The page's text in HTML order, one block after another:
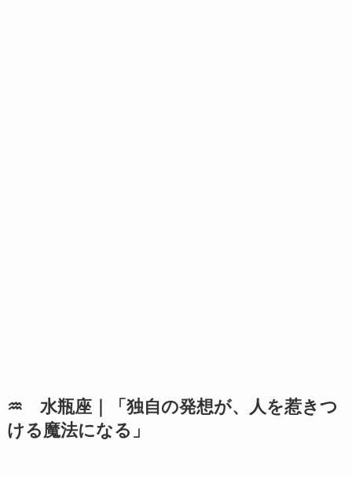
♒ 水瓶座｜「独自の発想が、人を惹きつ
ける魔法になる」